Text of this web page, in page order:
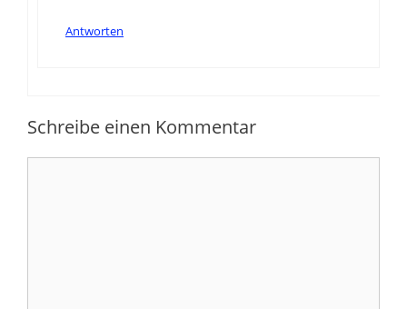
Antworten
Schreibe einen Kommentar